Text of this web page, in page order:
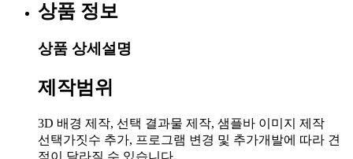
상품 정보
상품 상세설명
제작범위
3D 배경 제작, 선택 결과물 제작, 샘플바 이미지 제작
선택가짓수 추가, 프로그램 변경 및 추가개발에 따라 견